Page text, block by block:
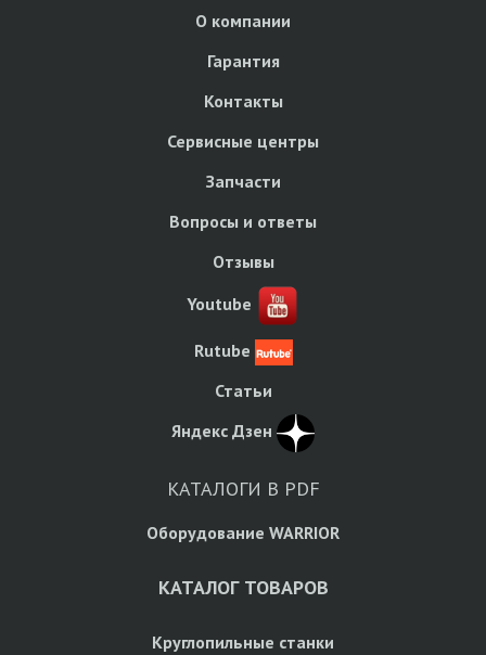
О компании
Гарантия
Контакты
Сервисные центры
Запчасти
Вопросы и ответы
Отзывы
Youtube
Rutube
Статьи
Яндекс Дзен
КАТАЛОГИ В PDF
Оборудование WARRIOR
КАТАЛОГ ТОВАРОВ
Круглопильные станки